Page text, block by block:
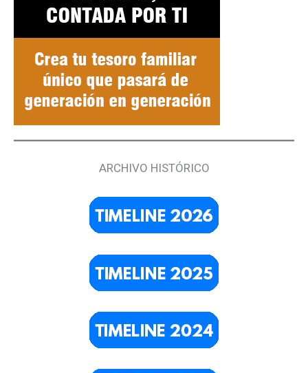
ARCHIVO HISTÓRICO